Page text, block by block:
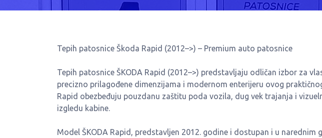
Tepih patosnice Škoda Rapid (2012–>) – Premium auto patosnice
Tepih patosnice ŠKODA Rapid (2012–>) predstavljaju odličan izbor za
precizno prilagođene dimenzijama i modernom enterijeru ovog
Rapid obezbeđuju pouzdanu zaštitu poda vozila, dug vek trajanja i
izgledu kabine.
Model ŠKODA Rapid, predstavljen 2012. godine i dostupan i u